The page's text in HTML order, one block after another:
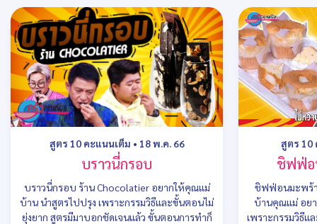
สูตร 10 คะแนนเต็ม • 18 พ.ค. 66
บราวนี่กรอบ
บราวนี่กรอบ ร้าน Chocolatier อยากให้คุณแม่
บ้าน นำสูตรไปปรุง เพราะกรรมวิธีและขั้นตอนไม่
ยุ่งยาก สูตรมีมาบอกชัดเจนแล้ว ขั้นตอนการทำก็
สูตร 10
ชิฟฟ่อ
ชิฟฟ่อนมะพร้
บ้านคุณแม่ อย
เพราะกรรมวิธีแ